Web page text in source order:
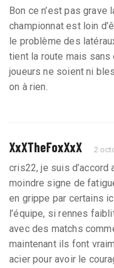
Bon ce n’est pas
championnat est loin
le problème des
tient la route mais sans
joueurs ne soient ni
on à rien.
XxXTheFoxXxX 2
cris22, je suis d’accord
moindre signe de
en grippe par certains
l’équipe, si rennes
avec des matchs
maintenant ils font
acier pour avoir le